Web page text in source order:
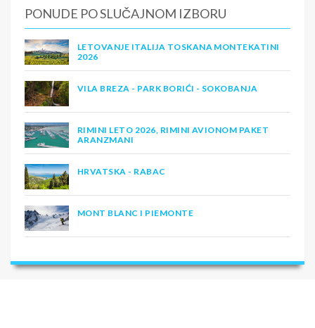
PONUDE PO SLUČAJNOM IZBORU
LETOVANJE ITALIJA TOSKANA MONTEKATINI
2026
VILA BREZA - PARK BORIĆI - SOKOBANJA
RIMINI LETO 2026, RIMINI AVIONOM PAKET
ARANZMANI
HRVATSKA - RABAC
MONT BLANC I PIEMONTE